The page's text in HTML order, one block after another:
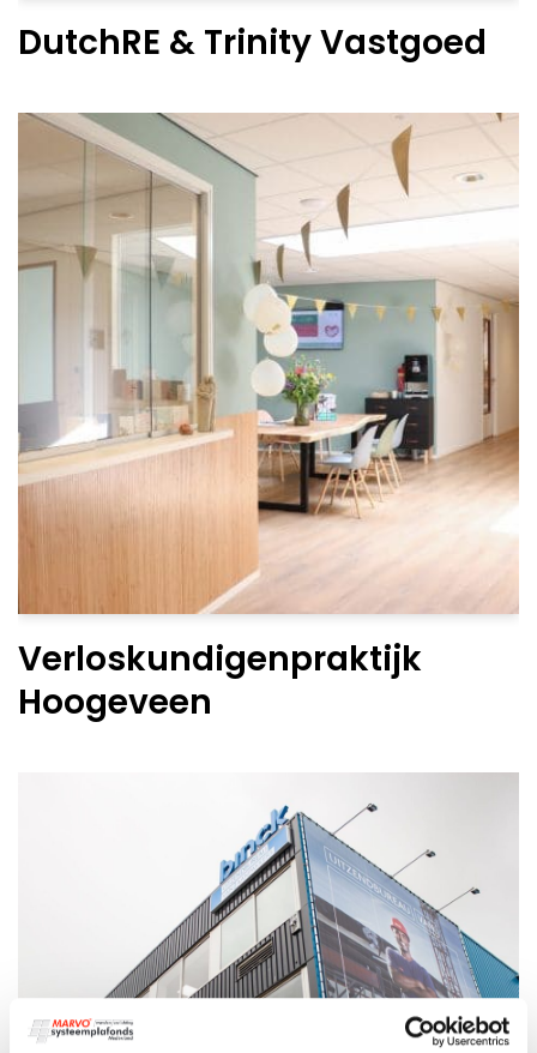
DutchRE & Trinity Vastgoed
Verloskundigenpraktijk
Hoogeveen